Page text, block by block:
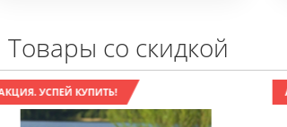
Товары со скидкой
АКЦИЯ. УСПЕЙ КУПИТЬ!